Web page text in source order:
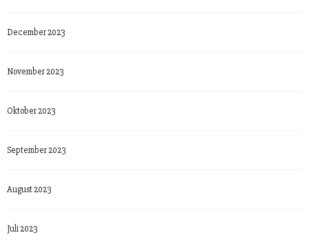
December 2023
November 2023
Oktober 2023
September 2023
August 2023
Juli 2023